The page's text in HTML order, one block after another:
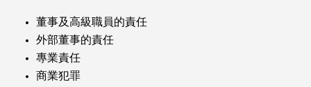
董事及高級職員的責任
外部董事的責任
專業責任
商業犯罪